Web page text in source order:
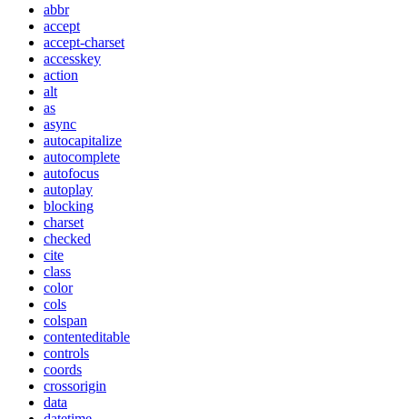
abbr
accept
accept-charset
accesskey
action
alt
as
async
autocapitalize
autocomplete
autofocus
autoplay
blocking
charset
checked
cite
class
color
cols
colspan
contenteditable
controls
coords
crossorigin
data